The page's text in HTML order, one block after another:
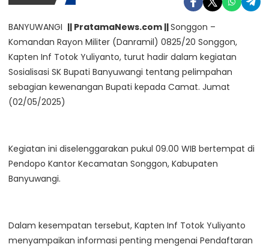
BANYUWANGI || PratamaNews.com ||Songgon –
Komandan Rayon Militer (Danramil) 0825/20 Songgon,
Kapten Inf Totok Yuliyanto, turut hadir dalam kegiatan
Sosialisasi SK Bupati Banyuwangi tentang pelimpahan
sebagian kewenangan Bupati kepada Camat. Jumat
(02/05/2025)
Kegiatan ini diselenggarakan pukul 09.00 WIB bertempat di
Pendopo Kantor Kecamatan Songgon, Kabupaten
Banyuwangi.
Dalam kesempatan tersebut, Kapten Inf Totok Yuliyanto
menyampaikan informasi penting mengenai Pendaftaran